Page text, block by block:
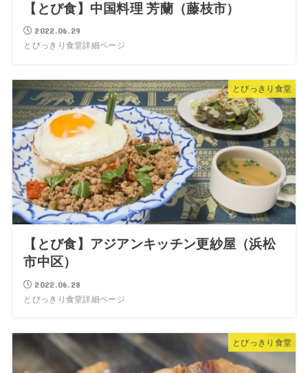
【とび食】中国料理 芳蘭（藤枝市）
2022.06.29
とびっきり食堂詳細ページ
とびっきり食堂
【とび食】アジアンキッチン更紗屋（浜松
市中区）
2022.06.28
とびっきり食堂詳細ページ
とびっきり食堂